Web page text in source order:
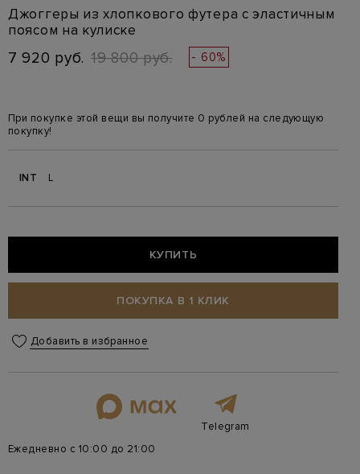
Джоггеры из хлопкового футера с эластичным
поясом на кулиске
7 920 руб. 19 800 руб. - 60%
При покупке этой вещи вы получите 0 рублей на следующую
покупку!
INT L
КУПИТЬ
ПОКУПКА В 1 КЛИК
Добавить в избранное
Telegram
Ежедневно с 10:00 до 21:00